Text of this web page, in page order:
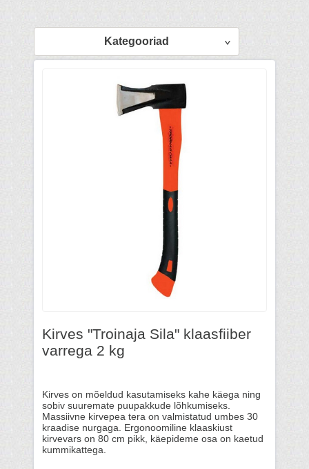
Kategooriad
Kirves "Troinaja Sila" klaasfiiber
varrega 2 kg
Kirves on mõeldud kasutamiseks kahe käega ning
sobiv suuremate puupakkude lõhkumiseks.
Massiivne kirvepea tera on valmistatud umbes 30
kraadise nurgaga. Ergonoomiline klaaskiust
kirvevars on 80 cm pikk, käepideme osa on kaetud
kummikattega.